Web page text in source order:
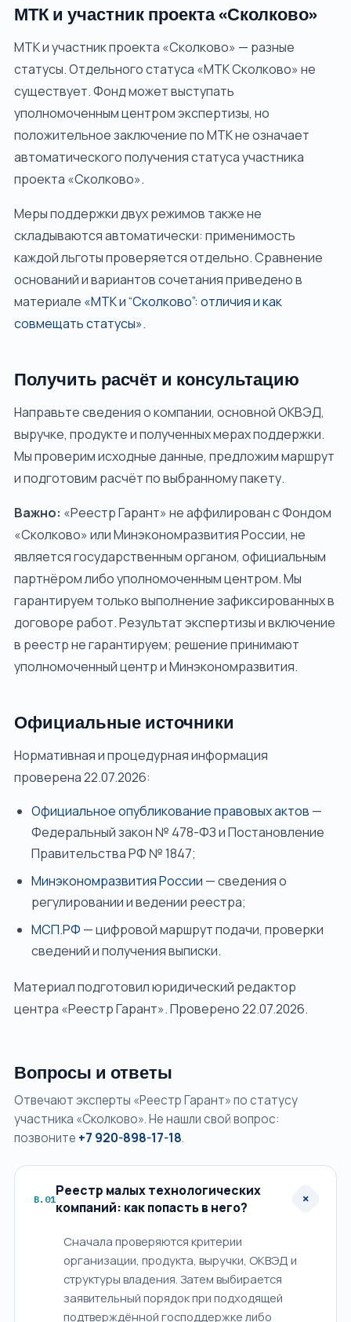
МТК и участник проекта «Сколково»
МТК и участник проекта «Сколково» — разные
статусы. Отдельного статуса «МТК Сколково» не
существует. Фонд может выступать
уполномоченным центром экспертизы, но
положительное заключение по МТК не означает
автоматического получения статуса участника
проекта «Сколково».
Меры поддержки двух режимов также не
складываются автоматически: применимость
каждой льготы проверяется отдельно. Сравнение
оснований и вариантов сочетания приведено в
материале «МТК и “Сколково”: отличия и как
совмещать статусы».
Получить расчёт и консультацию
Направьте сведения о компании, основной ОКВЭД,
выручке, продукте и полученных мерах поддержки.
Мы проверим исходные данные, предложим маршрут
и подготовим расчёт по выбранному пакету.
Важно: «Реестр Гарант» не аффилирован с Фондом
«Сколково» или Минэкономразвития России, не
является государственным органом, официальным
партнёром либо уполномоченным центром. Мы
гарантируем только выполнение зафиксированных в
договоре работ. Результат экспертизы и включение
в реестр не гарантируем; решение принимают
уполномоченный центр и Минэкономразвития.
Официальные источники
Нормативная и процедурная информация
проверена 22.07.2026:
Официальное опубликование правовых актов —
Федеральный закон № 478-ФЗ и Постановление
Правительства РФ № 1847;
Минэкономразвития России — сведения о
регулировании и ведении реестра;
МСП.РФ — цифровой маршрут подачи, проверки
сведений и получения выписки.
Материал подготовил юридический редактор
центра «Реестр Гарант». Проверено 22.07.2026.
Вопросы и ответы
Отвечают эксперты «Реестр Гарант» по статусу
участника «Сколково». Не нашли свой вопрос:
позвоните +7 920-898-17-18.
В.01Реестр малых технологических
компаний: как попасть в него?
+
Сначала проверяются критерии
организации, продукта, выручки, ОКВЭД и
структуры владения. Затем выбирается
заявительный порядок при подходящей
подтверждённой господдержке либо